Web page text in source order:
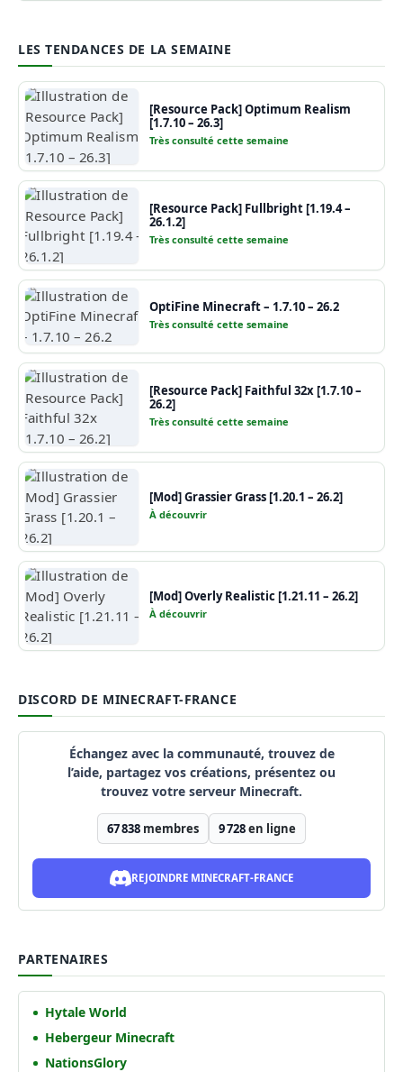
LES TENDANCES DE LA SEMAINE
[Resource Pack] Optimum Realism
[1.7.10 – 26.3]
Très consulté cette semaine
[Resource Pack] Fullbright [1.19.4 –
26.1.2]
Très consulté cette semaine
OptiFine Minecraft – 1.7.10 – 26.2
Très consulté cette semaine
[Resource Pack] Faithful 32x [1.7.10 –
26.2]
Très consulté cette semaine
[Mod] Grassier Grass [1.20.1 – 26.2]
À découvrir
[Mod] Overly Realistic [1.21.11 – 26.2]
À découvrir
DISCORD DE MINECRAFT-FRANCE
Échangez avec la communauté, trouvez de
l’aide, partagez vos créations, présentez ou
trouvez votre serveur Minecraft.
67 838 membres 9 728en ligne
REJOINDRE MINECRAFT-FRANCE
PARTENAIRES
Hytale World
Hebergeur Minecraft
NationsGlory